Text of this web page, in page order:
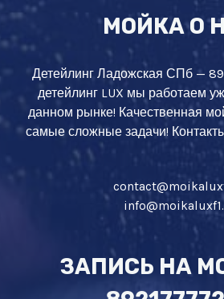
МОЙКА О
Детейлинг Ладожская СПб —
детейлинг LUX мы работаем
данном рынке! Качественная
самые сложные задачи!
ЗАПИСЬ НА